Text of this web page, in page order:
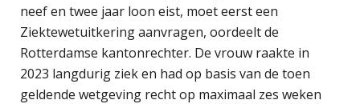
neef en twee jaar loon eist, moet eerst een
Ziektewetuitkering aanvragen, oordeelt de
Rotterdamse kantonrechter. De vrouw raakte in
2023 langdurig ziek en had op basis van de toen
geldende wetgeving recht op maximaal zes weken
Joost Severs